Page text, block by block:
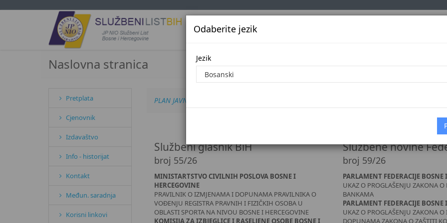
Jezik Službena glasila
Odaberite jezik
Jezik
Naslovna stranica
Pretplata
Cjenovnik
Izdavaštvo
Info - historijat
Kontakt
Međun. saradnja
Korisni linkovi
PLAN JAVNIH NABAVKI ZA 2026. GODINU
Službeni glasnik BiH
broj 55/26
MINISTARTSTVO CIVILNIH POSLOVA BOSNE I
HERCEGOVINE
PRAVILNIK O IZMJENAMA I DOPUNAMA PRAVILNIKA O
VOĐENJU REGISTRA PRAVNIH I FIZIČKIH OSOBA U
OBLASTI SPORTA NA NIVOU BOSNE I HERCEGOVINE
KOMISIJA ZA IZBJEGLICE I RASELJENE OSOBE BOSNE I
Službene novine
broj 59/26
PARLAMENT FEDERACIJE BOSNE
UKAZ O PROGLAŠENJU ZAKONA
BANKAMA
PARLAMENT FEDERACIJE BOSNE
UKAZ O PROGLAŠENJU ZAKONA
DOPUNAMA ZAKONA O ZAŠTITI